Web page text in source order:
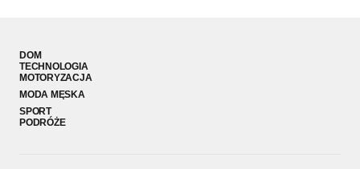
DOM
TECHNOLOGIA
MOTORYZACJA
MODA MĘSKA
SPORT
PODRÓŻE